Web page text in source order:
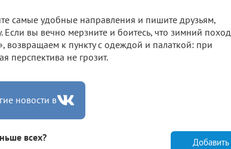
самые удобные направления и пишите друзьям,
Если вы вечно мерзните и боитесь, что зимний поход
возвращаем к пункту с одеждой и палаткой: при
перспектива не грозит.
новости в
всех? Добавить